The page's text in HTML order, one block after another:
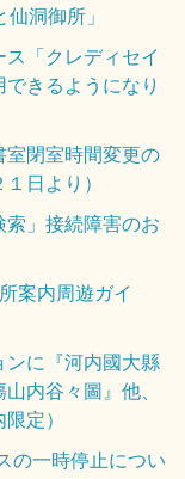
洞御所」
「クレディセイ
きるようになり
室閉室時間変更の
日より）
索」接続障害のお
案内周遊ガイ
ンに『河内國大縣
内谷々圖』他、
定）
の一時停止につい